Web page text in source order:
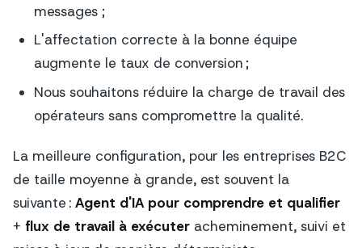
messages ;
L'affectation correcte à la bonne équipe
augmente le taux de conversion ;
Nous souhaitons réduire la charge de travail des
opérateurs sans compromettre la qualité.
La meilleure configuration, pour les entreprises B2C
de taille moyenne à grande, est souvent la
suivante : Agent d'IA pour comprendre et qualifier
+ flux de travail à exécuter acheminement, suivi et